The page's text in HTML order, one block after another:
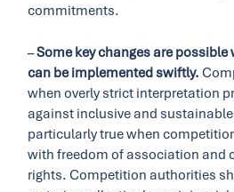
commitments.
–Some key changes are
can be implemented swiftly.
when overly strict interpretation
against inclusive and
particularly true when
with freedom of association and
rights. Competition authorities